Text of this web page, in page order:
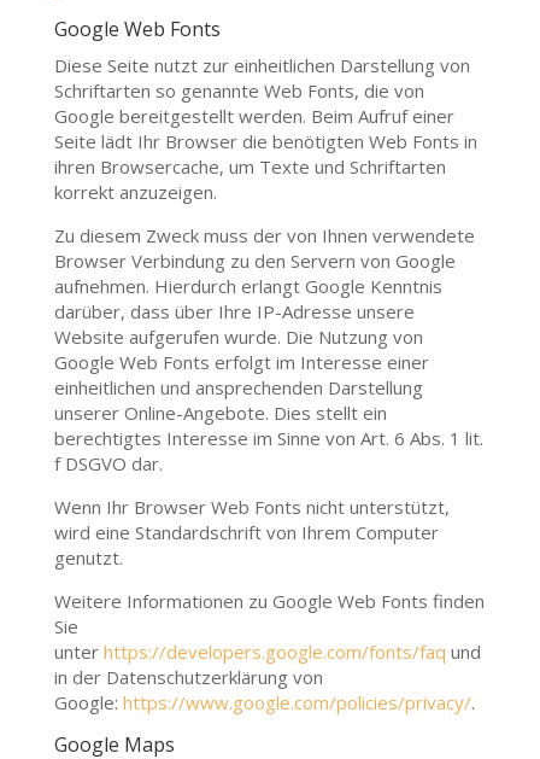
Google Web Fonts
Diese Seite nutzt zur einheitlichen Darstellung von
Schriftarten so genannte Web Fonts, die von
Google bereitgestellt werden. Beim Aufruf einer
Seite lädt Ihr Browser die benötigten Web Fonts in
ihren Browsercache, um Texte und Schriftarten
korrekt anzuzeigen.
Zu diesem Zweck muss der von Ihnen verwendete
Browser Verbindung zu den Servern von Google
aufnehmen. Hierdurch erlangt Google Kenntnis
darüber, dass über Ihre IP-Adresse unsere
Website aufgerufen wurde. Die Nutzung von
Google Web Fonts erfolgt im Interesse einer
einheitlichen und ansprechenden Darstellung
unserer Online-Angebote. Dies stellt ein
berechtigtes Interesse im Sinne von Art. 6 Abs. 1 lit.
f DSGVO dar.
Wenn Ihr Browser Web Fonts nicht unterstützt,
wird eine Standardschrift von Ihrem Computer
genutzt.
Weitere Informationen zu Google Web Fonts finden
Sie
unter https://developers.google.com/fonts/faq und
in der Datenschutzerklärung von
Google: https://www.google.com/policies/privacy/.
Google Maps